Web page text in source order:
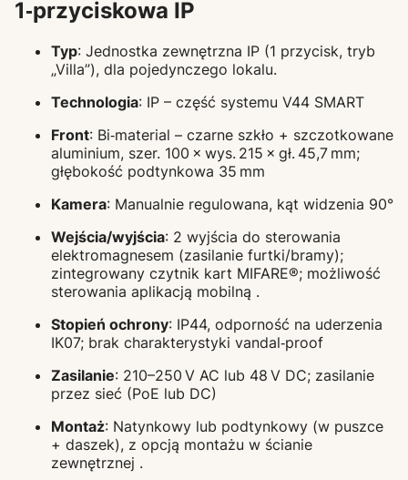
1‑przyciskowa IP
Typ: Jednostka zewnętrzna IP (1 przycisk, tryb
„Villa”), dla pojedynczego lokalu.
Technologia: IP – część systemu V44 SMART
Front: Bi‑material – czarne szkło + szczotkowane
aluminium, szer. 100 × wys. 215 × gł. 45,7 mm;
głębokość podtynkowa 35 mm
Kamera: Manualnie regulowana, kąt widzenia 90°
Wejścia/wyjścia: 2 wyjścia do sterowania
elektromagnesem (zasilanie furtki/bramy);
zintegrowany czytnik kart MIFARE®; możliwość
sterowania aplikacją mobilną .
Stopień ochrony: IP44, odporność na uderzenia
IK07; brak charakterystyki vandal‑proof
Zasilanie: 210–250 V AC lub 48 V DC; zasilanie
przez sieć (PoE lub DC)
Montaż: Natynkowy lub podtynkowy (w puszce
+ daszek), z opcją montażu w ścianie
zewnętrznej .